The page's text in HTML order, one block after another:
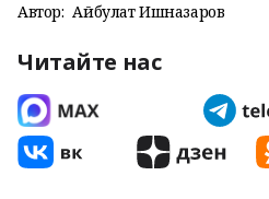
Автор: Айбулат Ишназаров
Читайте нас